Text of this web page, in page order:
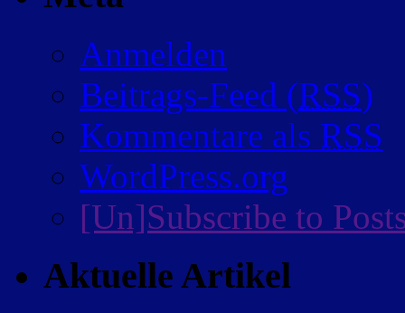
Anmelden
Beitrags-Feed (RSS)
Kommentare als RSS
WordPress.org
[Un]Subscribe to
Aktuelle Artikel